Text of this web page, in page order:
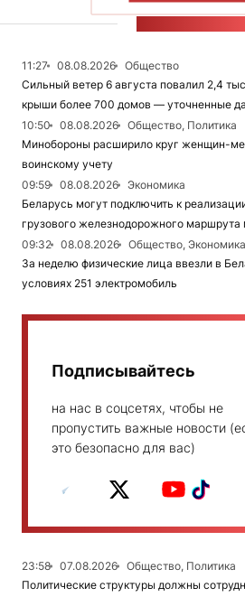
11:27 08.08.2026
Общество
Сильный ветер 6 августа повалил 2,4
крыши более 700 домов — уточненные
10:50
08.08.2026
Общество, Политика
Минобороны расширило круг женщин-
воинскому учету
09:59
08.08.2026
Экономика
Беларусь могут подключить к
грузового железнодорожного
09:32
08.08.2026
Общество, Экономика
За неделю физические лица ввезли в
условиях 251 электромобиль
Подписывайтесь
на нас в соцсетях, чтобы не
пропустить важные новости
это безопасно для вас)
23:58 07.08.2026
Общество, Политика
Политические структуры должны